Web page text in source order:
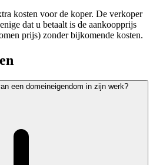
kosten voor de koper. De verkoper
dat u betaalt is de aankoopprijs
prijs) zonder bijkomende kosten.
een domeineigendom in zijn werk?